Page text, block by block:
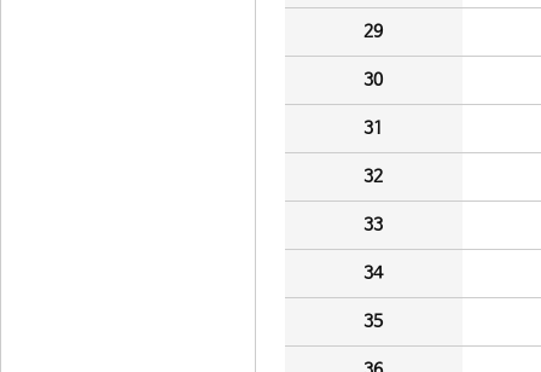
29
30
31
32
33
34
35